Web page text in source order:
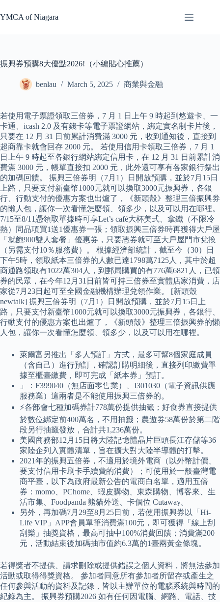
to
content
YMCA of Niagara
振興券預購8大優點2026!（小編貼心推薦）
benlau March 5, 2025 商業與金融
若使用電子票證領取三倍券，7 月 1 日上午 9 時起到悠遊卡、一
卡通、icash 2.0 及有錢卡等電子票證網站，綁定實名制卡片後，
只要在 12 月 31 日前累計消費滿 3000 元，收到通知後，直接到
超商靠卡就會回存 2000 元。 若使用信用卡領取三倍券，7 月 1
日上午 9 時起至各銀行網站綁定信用卡，在 12 月 31 日前累計消
費滿 3000 元，帳單直接扣 2000 元，此外還可享有各家銀行祭出
的加碼回饋。 振興三倍券明（7月1）日開放預購，並於7月15日
上路，只要支付新臺幣1000元就可以換取3000元振興券，各銀
行、行動支付的優惠方案也出爐了，《新頭殼》整理三倍振興券
的懶人包，讓你一次看懂怎麼領、領多少，以及可以用在哪裡。
7/15至8/11憑領取單據時可享Let’s café大杯美式、拿鐵（不限冷
熱）同品項買1送1優惠券一張；領取振興三倍券時再獲得大戶屋
「就飽900雙人套餐」優惠券，只要憑券就可至大戶屋門市兌換
（另需支付10％服務費）。 根據經濟部統計，截至今（30）日
下午5時，領取紙本三倍券的人數已達1798萬7125人，其中於超
商通路領取有1022萬304人，到郵局購買的有776萬6821人，已領
券的民眾，在今年12月31日前皆可持三倍券至實體店家消費，店
家從7月23日起可至全國金融機構辦理兌領作業。 [新頭殼
newtalk] 振興三倍券明（7月1）日開放預購，並於7月15日上
路，只要支付新臺幣1000元就可以換取3000元振興券，各銀行、
行動支付的優惠方案也出爐了，《新頭殼》整理三倍振興券的懶
人包，讓你一次看懂怎麼領、領多少，以及可以用在哪裡。
萊爾富另推出「多人預訂」方式，最多可幫8個家庭成員
（含自己）進行預訂，確認訂購明細後，直接列印繳費單
據至櫃臺繳費，即可完成「紙本券」預訂。
」：F399040（無店面零售業）、I301030（電子資訊供應
服務業）這兩者是不能使用振興三倍券的。
⚡️各部會七種加碼券計778萬份提供抽籤；好食券直接提供
於數位綁定前400萬名，不用抽籤；農遊券58萬份於第二階
段另行抽籤發放，合計共1,236萬份。
美國商務部12月15日將大陸記憶體晶片巨頭長江存儲等36
家陸企列入實體清單，旨在擴大對大陸半導體的打擊。
2021年的振興五倍券，不適用於境外電商（以外幣計價、
要支付信用卡刷卡手續費的消費）；可使用於一般臺灣電
商平臺，以下為政府最新公告的電商白名單，適用五倍
券：momo、PChome、蝦皮購物、東森購物、博客來、生
活市集、Foodpanda 熊貓外送、卡個位 Cutaway。
另外，再加碼7月29至8月25日前，若使用振興券以「Hi-
Life VIP」APP會員單筆消費滿100元，即可獲得「線上刮
刮樂」抽獎資格，最高可抽中100%消費回饋；消費滿200
元，活動結束後加碼抽市值約6.3萬的1臺兩黃金條塊。
若得獎者不提供、請求刪除或提供錯誤之個人資料，將無法參加
活動或取得得獎資格。 參加者同意所有參加者所留存或產生之
任何參與活動的資料及記錄，皆以主辦單位的電腦系統與時間的
紀錄為主。 振興券預購2026 如有任何因電腦、網路、電話、技